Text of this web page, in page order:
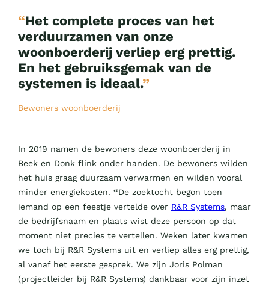
“Het complete proces van het
verduurzamen van onze
woonboerderij verliep erg prettig.
En het gebruiksgemak van de
systemen is ideaal.”
Bewoners woonboerderij
In 2019 namen de bewoners deze woonboerderij in
Beek en Donk flink onder handen. De bewoners wilden
het huis graag duurzaam verwarmen en wilden vooral
minder energiekosten. “De zoektocht begon toen
iemand op een feestje vertelde over R&R Systems, maar
de bedrijfsnaam en plaats wist deze persoon op dat
moment niet precies te vertellen. Weken later kwamen
we toch bij R&R Systems uit en verliep alles erg prettig,
al vanaf het eerste gesprek. We zijn Joris Polman
(projectleider bij R&R Systems) dankbaar voor zijn inzet